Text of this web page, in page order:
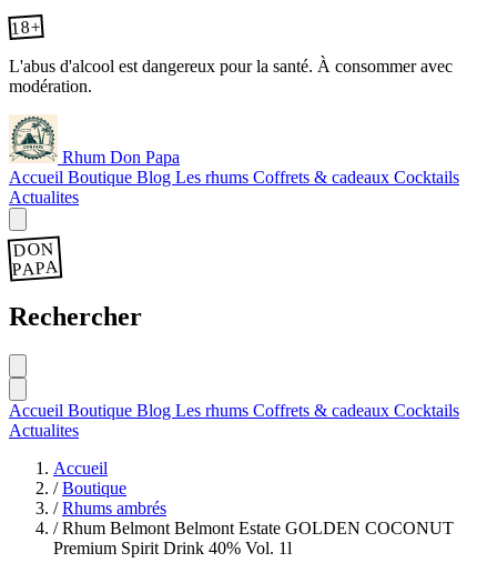
18+
L'abus d'alcool est dangereux pour la santé. À consommer avec
modération.
Rhum Don Papa
Accueil Boutique Blog Les rhums Coffrets & cadeaux Cocktails
Actualites
DON
PAPA
Rechercher
Accueil Boutique Blog Les rhums Coffrets & cadeaux Cocktails
Actualites
Accueil
/ Boutique
/ Rhums ambrés
/ Rhum Belmont Belmont Estate GOLDEN COCONUT
Premium Spirit Drink 40% Vol. 1l